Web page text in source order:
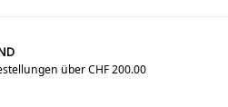
über CHF 200.00